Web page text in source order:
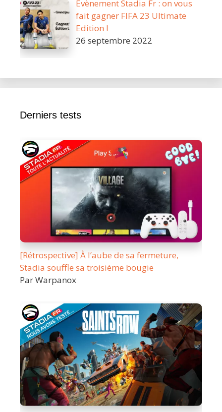
Évènement Stadia Fr : on vous
fait gagner FIFA 23 Ultimate
Edition !
26 septembre 2022
Derniers tests
[Rétrospective] À l’aube de sa fermeture,
Stadia souffle sa troisième bougie
Par Warpanox